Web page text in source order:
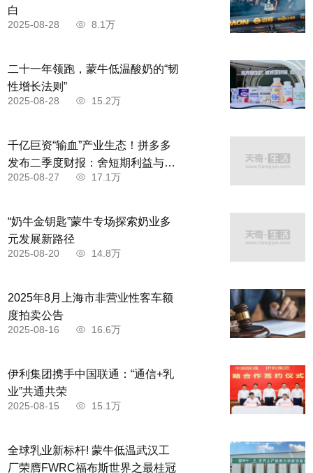
白
2025-08-28 8.1万
二十一年领跑，蒙牛低温酸奶的“韧
性增长法则”
2025-08-28 15.2万
千亿巨资“输血”产业生态！拼多多
发布二季度财报：舍短期利益与商
家共赴高质量发展
2025-08-27 17.1万
“奶牛金钥匙”蒙牛专场探索奶业多
元发展新路径
2025-08-20 14.8万
2025年8月上海市非营业性客车额
度拍卖公告
2025-08-16 16.6万
伊利集团携手中国联通：“通信+乳
业”共通共荣
2025-08-15 15.1万
全球乳业新标杆! 蒙牛低温武汉工
厂荣膺FWRC福布斯世界之最桂冠